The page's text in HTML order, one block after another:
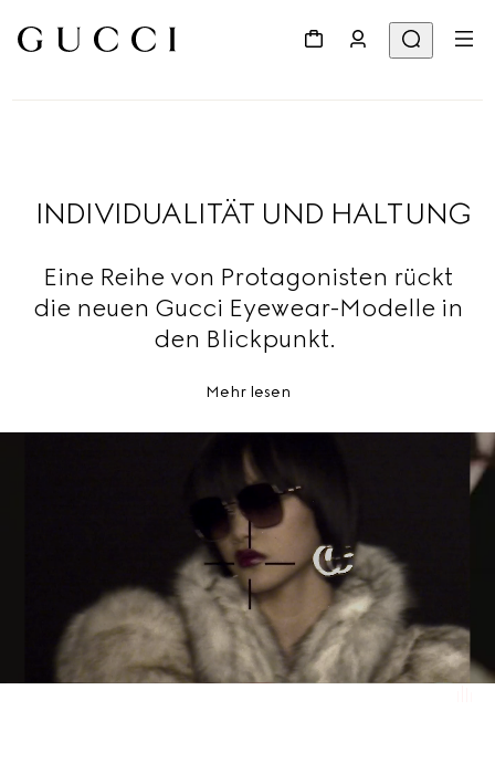
INDIVIDUALITÄT UND HALTUNG
Eine Reihe von Protagonisten rückt
die neuen Gucci Eyewear-Modelle in
den Blickpunkt.
Mehr lesen